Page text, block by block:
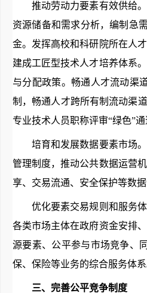
推动劳动力要素有效供给。
资源储备和需求分析，编制急
金。发挥高校和科研院所在人
建成工匠型技术人才培养体系
与分配政策。畅通人才流动渠
制，畅通人才跨所有制流动渠
专业技术人员职称评审“绿色”
培育和发展数据要素市场。
管理制度，推动公共数据运营
享、交易流通、安全保护等数
优化要素交易规则和服务体
各类市场主体在政府资金安排
源要素、公平参与市场竞争、
保、保险等业务的综合服务体系
三、完善公平竞争制度